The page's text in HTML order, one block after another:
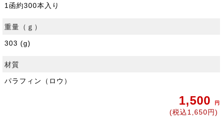
1函約300本入り
重量（ｇ）
303 (g)
材質
パラフィン（ロウ）
1,500 円
(税込1,650円)